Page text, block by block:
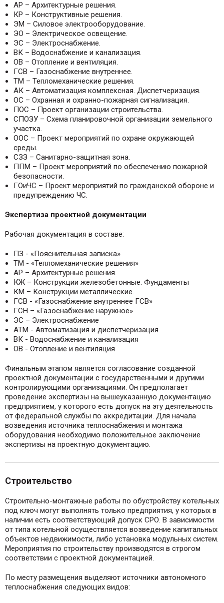
АР – Архитектурные решения.
КР – Конструктивные решения.
ЭМ – Силовое электрооборудование.
ЭО – Электрическое освещение.
ЭС – Электроснабжение.
ВК – Водоснабжение и канализация.
ОВ – Отопление и вентиляция.
ГСВ – Газоснабжение внутреннее.
ТМ – Тепломеханические решения.
АК – Автоматизация комплексная. Диспетчеризация.
ОС – Охранная и охранно-пожарная сигнализация.
ПОС – Проект организации строительства.
СПОЗУ – Схема планировочной организации земельного
участка.
ООС – Проект мероприятий по охране окружающей
среды.
СЗЗ – Санитарно-защитная зона.
ППМ – Проект мероприятий по обеспечению пожарной
безопасности.
ГОиЧС – Проект мероприятий по гражданской обороне и
предупреждению ЧС.
Экспертиза проектной документации
Рабочая документация в составе:
ПЗ - «Пояснительная записка»
ТМ - «Тепломеханические решения»
АР – Архитектурные решения.
КЖ – Конструкции железобетонные. Фундаменты
КМ – Конструкции металлические.
ГСВ - «Газоснабжение внутреннее ГСВ»
ГСН – «Газоснабжение наружное»
ЭС – Электроснабжение
АТМ - Автоматизация и диспетчеризация
ВК - Водоснабжение и канализация
ОВ - Отопление и вентиляция
Финальным этапом является согласование созданной
проектной документации с государственными и другими
контролирующими организациями. Он предполагает
проведение экспертизы на вышеуказанную документацию
предприятием, у которого есть допуск на эту деятельность
от федеральной службы по аккредитации. Для начала
возведения источника теплоснабжения и монтажа
оборудования необходимо положительное заключение
экспертизы на проектную документацию.
Строительство
Строительно-монтажные работы по обустройству котельных
под ключ могут выполнять только предприятия, у которых в
наличии есть соответствующий допуск СРО. В зависимости
от типа котельной осуществляется возведение капитальных
объектов недвижимости, либо установка модульных систем.
Мероприятия по строительству производятся в строгом
соответствии с проектной документацией.
По месту размещения выделяют источники автономного
теплоснабжения следующих видов: